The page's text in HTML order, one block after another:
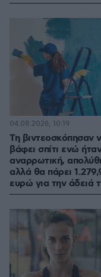
Τη βιντεοσκόπησαν
βάφει σπίτι ενώ
αναρρωτική,
αλλά θα πάρει
ευρώ για την άδειά
04.08.2026, 10:19